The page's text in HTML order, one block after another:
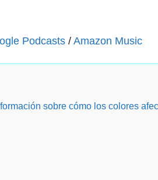
Podcasts/ Amazon Music
sobre cómo los colores